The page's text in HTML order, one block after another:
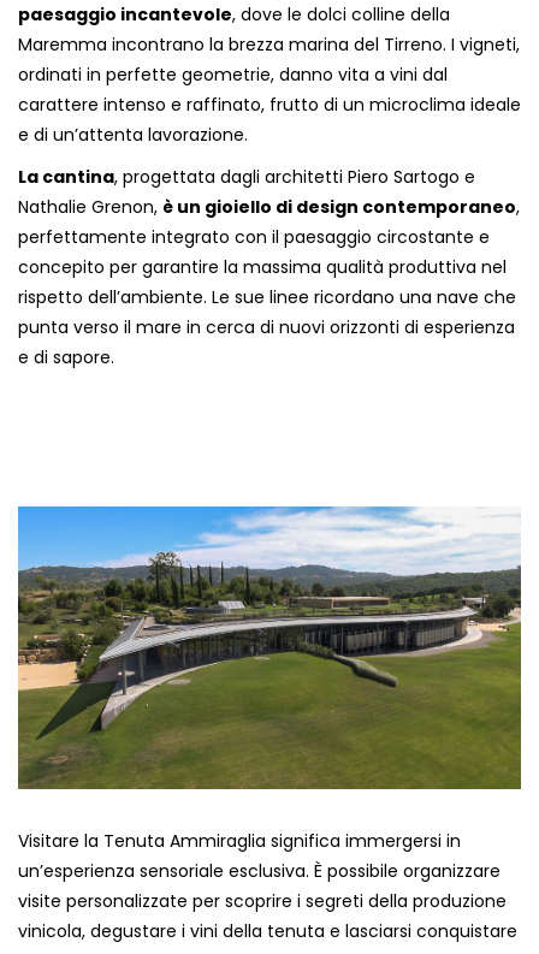
paesaggio incantevole, dove le dolci colline della
Maremma incontrano la brezza marina del Tirreno. I vigneti,
ordinati in perfette geometrie, danno vita a vini dal
carattere intenso e raffinato, frutto di un microclima ideale
e di un’attenta lavorazione.
La cantina, progettata dagli architetti Piero Sartogo e
Nathalie Grenon, è un gioiello di design contemporaneo,
perfettamente integrato con il paesaggio circostante e
concepito per garantire la massima qualità produttiva nel
rispetto dell’ambiente. Le sue linee ricordano una nave che
punta verso il mare in cerca di nuovi orizzonti di esperienza
e di sapore.
Visitare la Tenuta Ammiraglia significa immergersi in
un’esperienza sensoriale esclusiva. È possibile organizzare
visite personalizzate per scoprire i segreti della produzione
vinicola, degustare i vini della tenuta e lasciarsi conquistare